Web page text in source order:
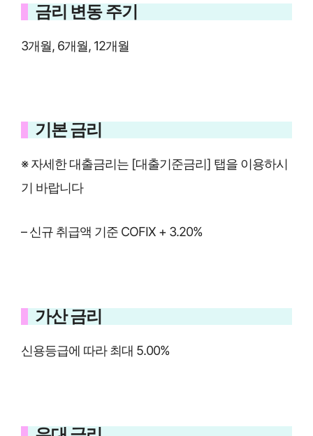
금리 변동 주기
3개월, 6개월, 12개월
기본 금리
※ 자세한 대출금리는 [대출기준금리] 탭을 이용하시
기 바랍니다
– 신규 취급액 기준 COFIX + 3.20%
가산 금리
신용등급에 따라 최대 5.00%